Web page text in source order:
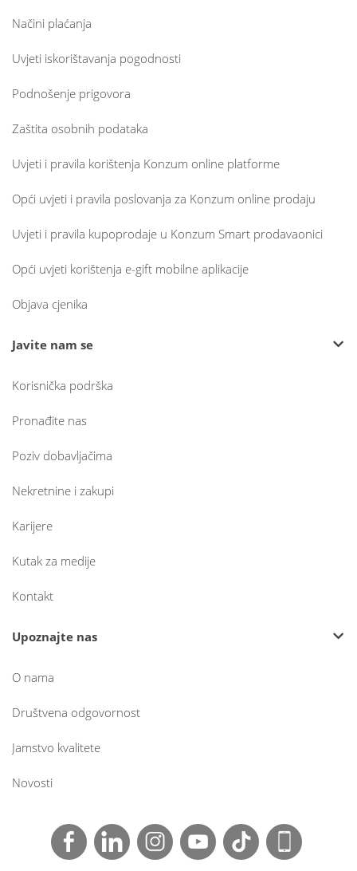
Načini plaćanja
Uvjeti iskorištavanja pogodnosti
Podnošenje prigovora
Zaštita osobnih podataka
Uvjeti i pravila korištenja Konzum online platforme
Opći uvjeti i pravila poslovanja za Konzum online prodaju
Uvjeti i pravila kupoprodaje u Konzum Smart prodavaonici
Opći uvjeti korištenja e-gift mobilne aplikacije
Objava cjenika
Javite nam se
Korisnička podrška
Pronađite nas
Poziv dobavljačima
Nekretnine i zakupi
Karijere
Kutak za medije
Kontakt
Upoznajte nas
O nama
Društvena odgovornost
Jamstvo kvalitete
Novosti